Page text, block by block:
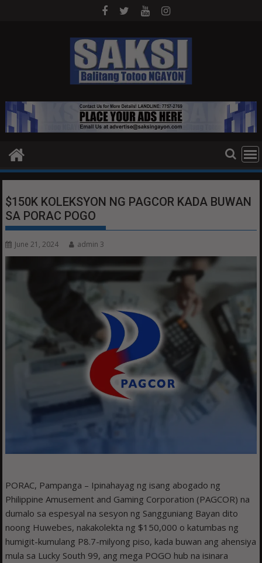
$150K KOLEKSYON NG PAGCOR KADA BUWAN
SA PORAC POGO
June 21, 2024 admin 3
PORAC, Pampanga – Ipinahayag ng isang abogado ng
Philippine Amusement and Gaming Corporation (PAGCOR) na
dumalo sa espesyal na sesyon ng Sangguniang Bayan dito
noong Huwebes, nakakolekta ng $150,000 o katumbas ng
humigit-kumulang P8.7-milyong piso, kada buwan ang ahensiya
mula sa Lucky South 99, ang mega POGO hub na isinara